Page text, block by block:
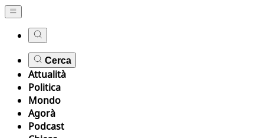
Cerca
Attualità
Politica
Mondo
Agorà
Podcast